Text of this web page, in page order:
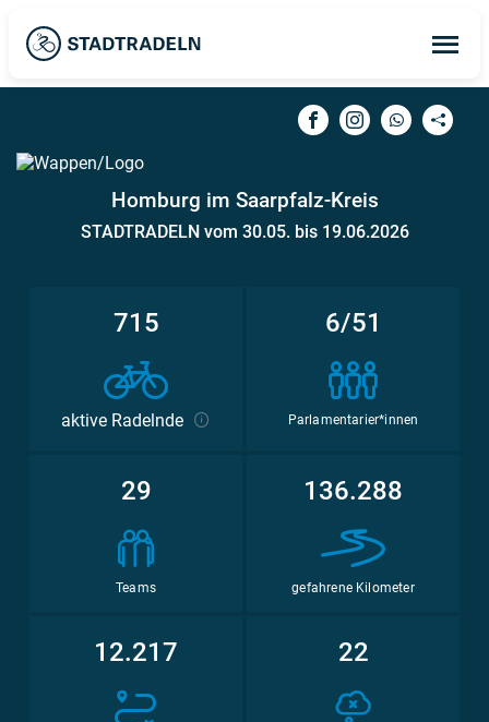
Homburg im Saarpfalz-Kreis
STADTRADELN vom 30.05. bis 19.06.2026
715
aktive Radelnde
6/51
Parlamentarier*innen
29
Teams
136.288
gefahrene Kilometer
12.217 22